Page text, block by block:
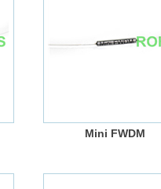
Mini FWDM